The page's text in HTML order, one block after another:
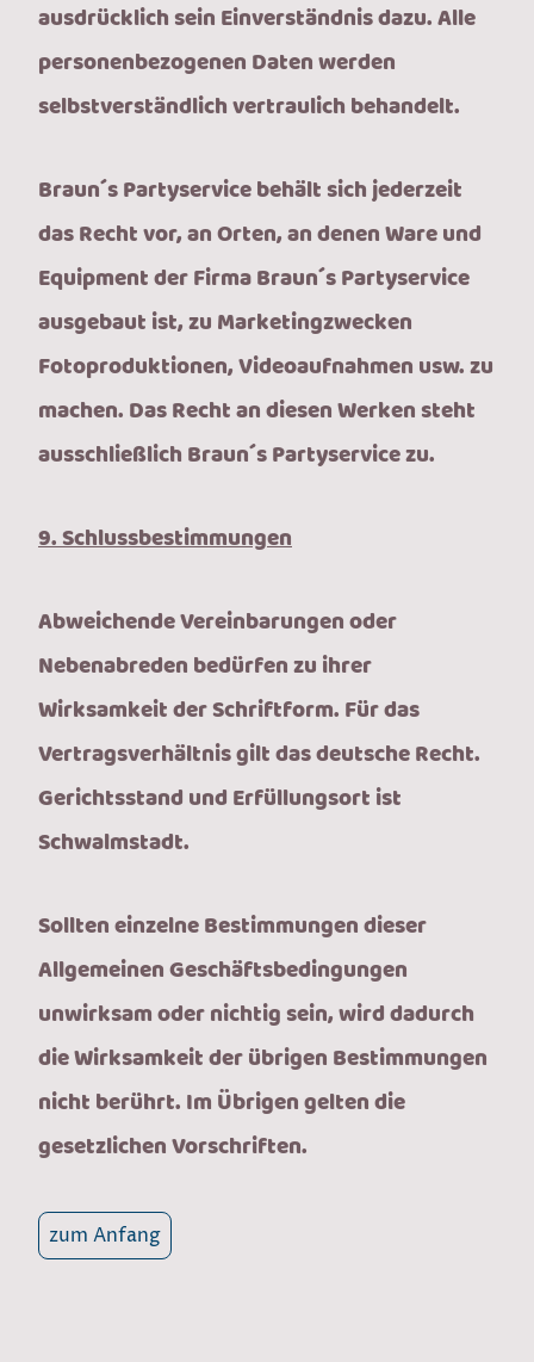
ausdrücklich sein Einverständnis dazu. Alle
personenbezogenen Daten werden
selbstverständlich vertraulich behandelt.
Braun´s Partyservice behält sich jederzeit
das Recht vor, an Orten, an denen Ware und
Equipment der Firma Braun´s Partyservice
ausgebaut ist, zu Marketingzwecken
Fotoproduktionen, Videoaufnahmen usw. zu
machen. Das Recht an diesen Werken steht
ausschließlich Braun´s Partyservice zu.
9. Schlussbestimmungen
Abweichende Vereinbarungen oder
Nebenabreden bedürfen zu ihrer
Wirksamkeit der Schriftform. Für das
Vertragsverhältnis gilt das deutsche Recht.
Gerichtsstand und Erfüllungsort ist
Schwalmstadt.
Sollten einzelne Bestimmungen dieser
Allgemeinen Geschäftsbedingungen
unwirksam oder nichtig sein, wird dadurch
die Wirksamkeit der übrigen Bestimmungen
nicht berührt. Im Übrigen gelten die
gesetzlichen Vorschriften.
zum Anfang